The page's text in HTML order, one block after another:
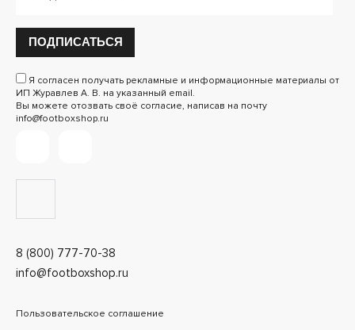
8 (800) 777-70-38
info@footboxshop.ru
ПОДПИСАТЬСЯ
Я согласен получать рекламные и информационные материалы от
ИП Журавлев А. В. на указанный email.
Вы можете отозвать своё согласие, написав на почту
info@footboxshop.ru
Пользовательское соглашение